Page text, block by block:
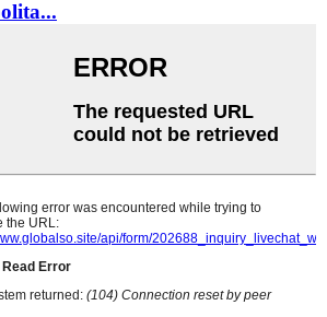
granit marbre noir
à bon prix...
luxe, granit blanc alpinus
suisses...